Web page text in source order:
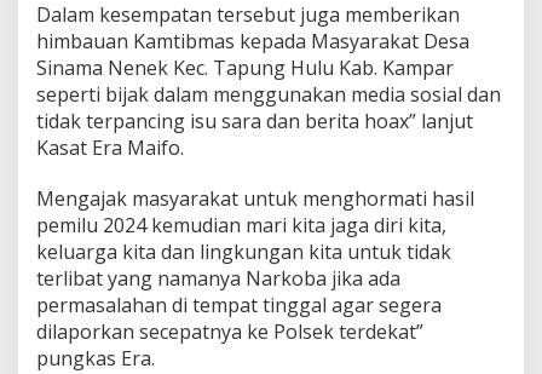
Dalam kesempatan tersebut juga memberikan
himbauan Kamtibmas kepada Masyarakat Desa
Sinama Nenek Kec. Tapung Hulu Kab. Kampar
seperti bijak dalam menggunakan media sosial dan
tidak terpancing isu sara dan berita hoax” lanjut
Kasat Era Maifo.
Mengajak masyarakat untuk menghormati hasil
pemilu 2024 kemudian mari kita jaga diri kita,
keluarga kita dan lingkungan kita untuk tidak
terlibat yang namanya Narkoba jika ada
permasalahan di tempat tinggal agar segera
dilaporkan secepatnya ke Polsek terdekat”
pungkas Era.